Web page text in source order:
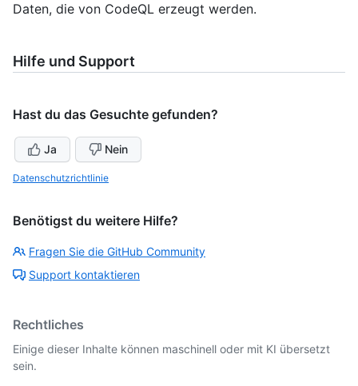
Daten, die von CodeQL erzeugt werden.
Hilfe und Support
Hast du das Gesuchte gefunden?
Ja Nein
Datenschutzrichtlinie
Benötigst du weitere Hilfe?
Fragen Sie die GitHub Community
Support kontaktieren
Rechtliches
Einige dieser Inhalte können maschinell oder mit KI übersetzt
sein.